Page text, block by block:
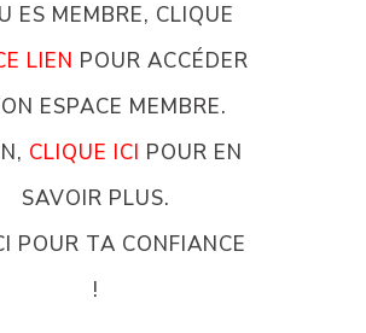
ES MEMBRE, CLIQUE
LIEN POUR ACCÉDER
ESPACE MEMBRE.
CLIQUE ICI POUR EN
SAVOIR PLUS.
POUR TA CONFIANCE
!